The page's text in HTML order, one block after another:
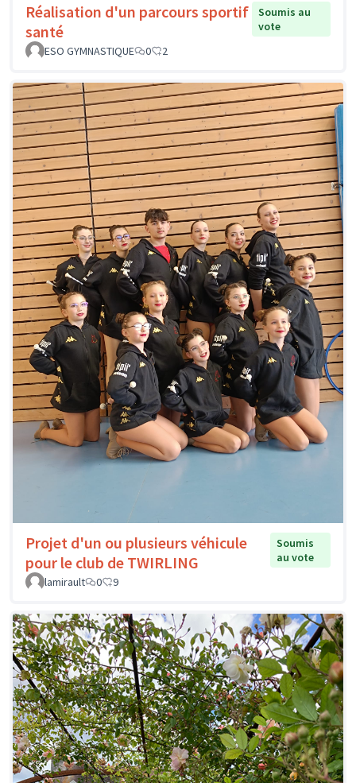
Réalisation d'un parcours sportif
santé
Soumis au
vote
ESO GYMNASTIQUE
0 2
Projet d'un ou plusieurs véhicule
pour le club de TWIRLING
Soumis
au vote
lamirault
0 9